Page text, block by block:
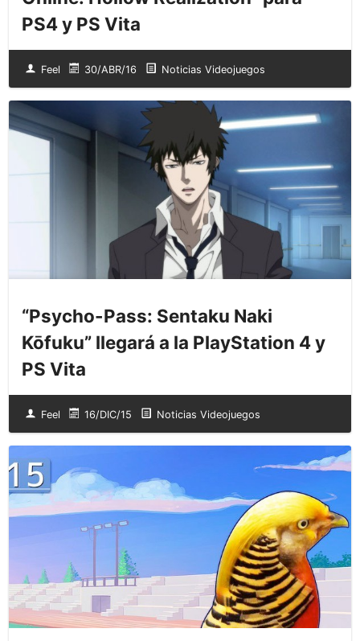
PS4 y PS Vita
Feel 30/ABR/16 Noticias Videojuegos
“Psycho-Pass: Sentaku Naki
Kōfuku” llegará a la PlayStation 4 y
PS Vita
Feel 16/DIC/15 Noticias Videojuegos